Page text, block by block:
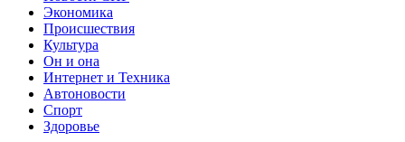
Экономика
Происшествия
Культура
Он и она
Интернет и Техника
Автоновости
Спорт
Здоровье